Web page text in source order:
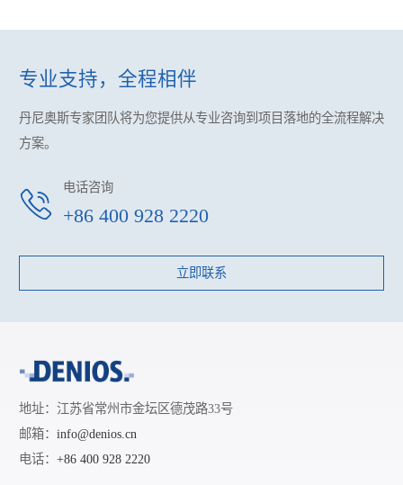
专业支持，全程相伴
丹尼奥斯专家团队将为您提供从专业咨询到项目落地的全流程解决
方案。
电话咨询
+86 400 928 2220
立即联系
地址：江苏省常州市金坛区德茂路33号
邮箱： info@denios.cn
电话： +86 400 928 2220